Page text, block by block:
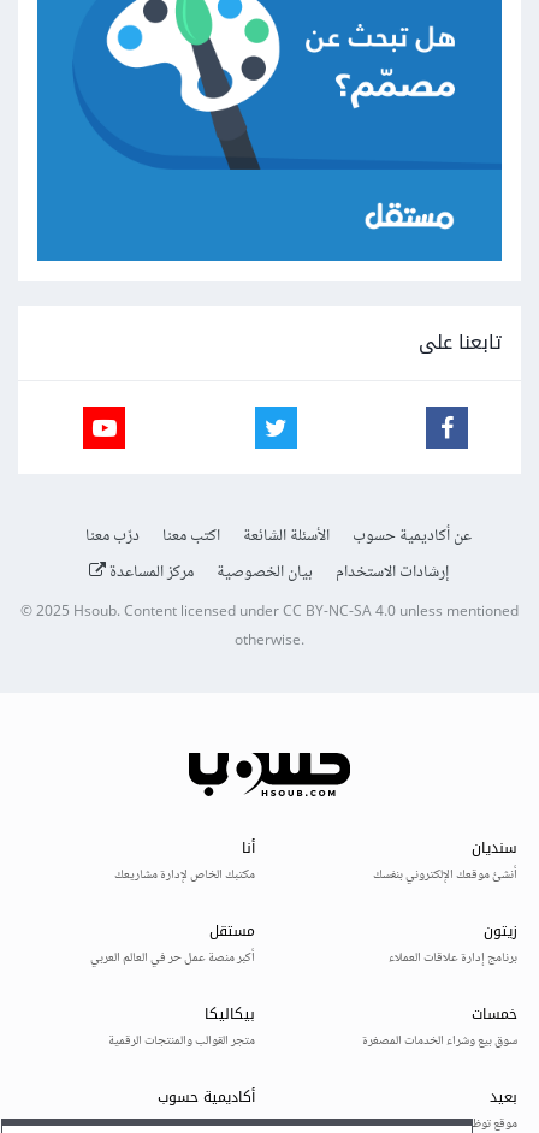
تابعنا على
عن أكاديمية حسوب الأسئلة الشائعة اكتب معنا
درّب معنا
إرشادات الاستخدام
بيان الخصوصية مركز المساعدة
© 2025Hsoub.Content licensed underCC BY-NC-SA 4.0unless mentioned
otherwise.